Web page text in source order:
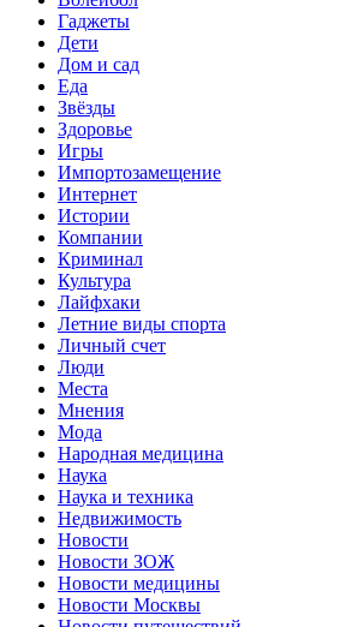
Гаджеты
Дети
Дом и сад
Еда
Звёзды
Здоровье
Игры
Импортозамещение
Интернет
Истории
Компании
Криминал
Культура
Лайфхаки
Летние виды спорта
Личный счет
Люди
Места
Мнения
Мода
Народная медицина
Наука
Наука и техника
Недвижимость
Новости
Новости ЗОЖ
Новости медицины
Новости Москвы